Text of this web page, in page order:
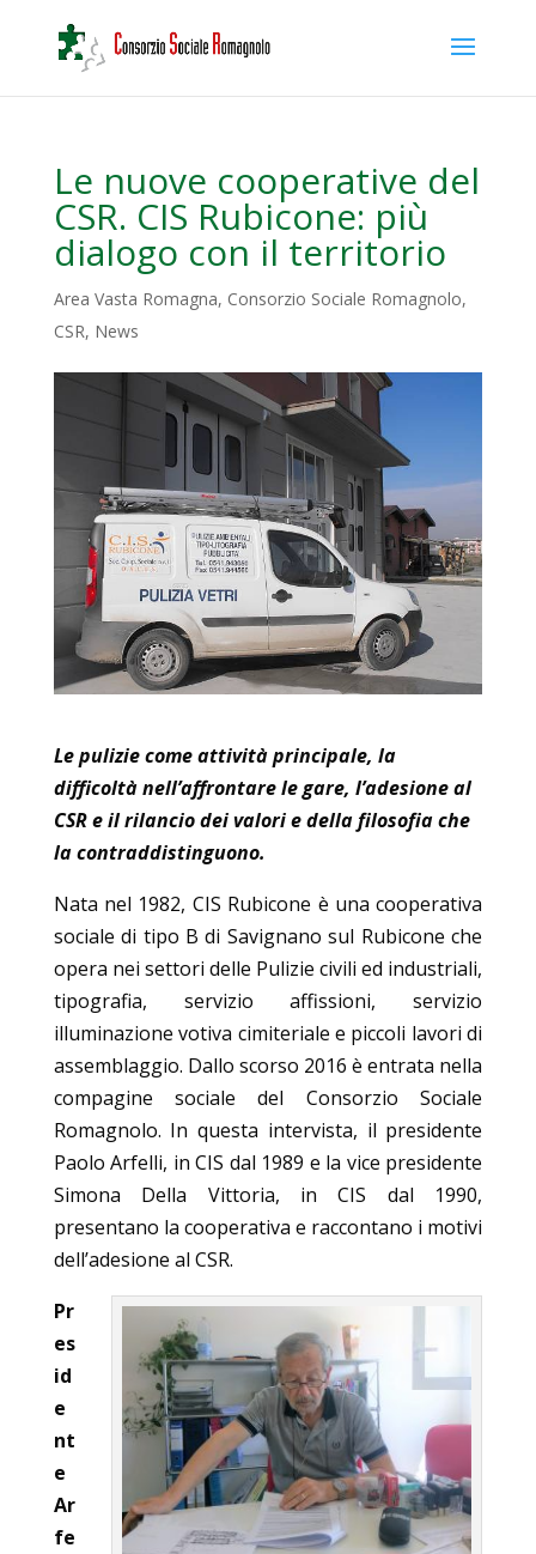
Le nuove cooperative del
CSR. CIS Rubicone: più
dialogo con il territorio
Area Vasta Romagna, Consorzio Sociale Romagnolo,
CSR, News
Le pulizie come attività principale, la
difficoltà nell’affrontare le gare, l’adesione al
CSR e il rilancio dei valori e della filosofia che
la contraddistinguono.
Nata nel 1982, CIS Rubicone è una cooperativa
sociale di tipo B di Savignano sul Rubicone che
opera nei settori delle Pulizie civili ed industriali,
tipografia, servizio affissioni, servizio
illuminazione votiva cimiteriale e piccoli lavori di
assemblaggio. Dallo scorso 2016 è entrata nella
compagine sociale del Consorzio Sociale
Romagnolo. In questa intervista, il presidente
Paolo Arfelli, in CIS dal 1989 e la vice presidente
Simona Della Vittoria, in CIS dal 1990,
presentano la cooperativa e raccontano i motivi
dell’adesione al CSR.
Pr
es
id
e
nt
e
Ar
fe